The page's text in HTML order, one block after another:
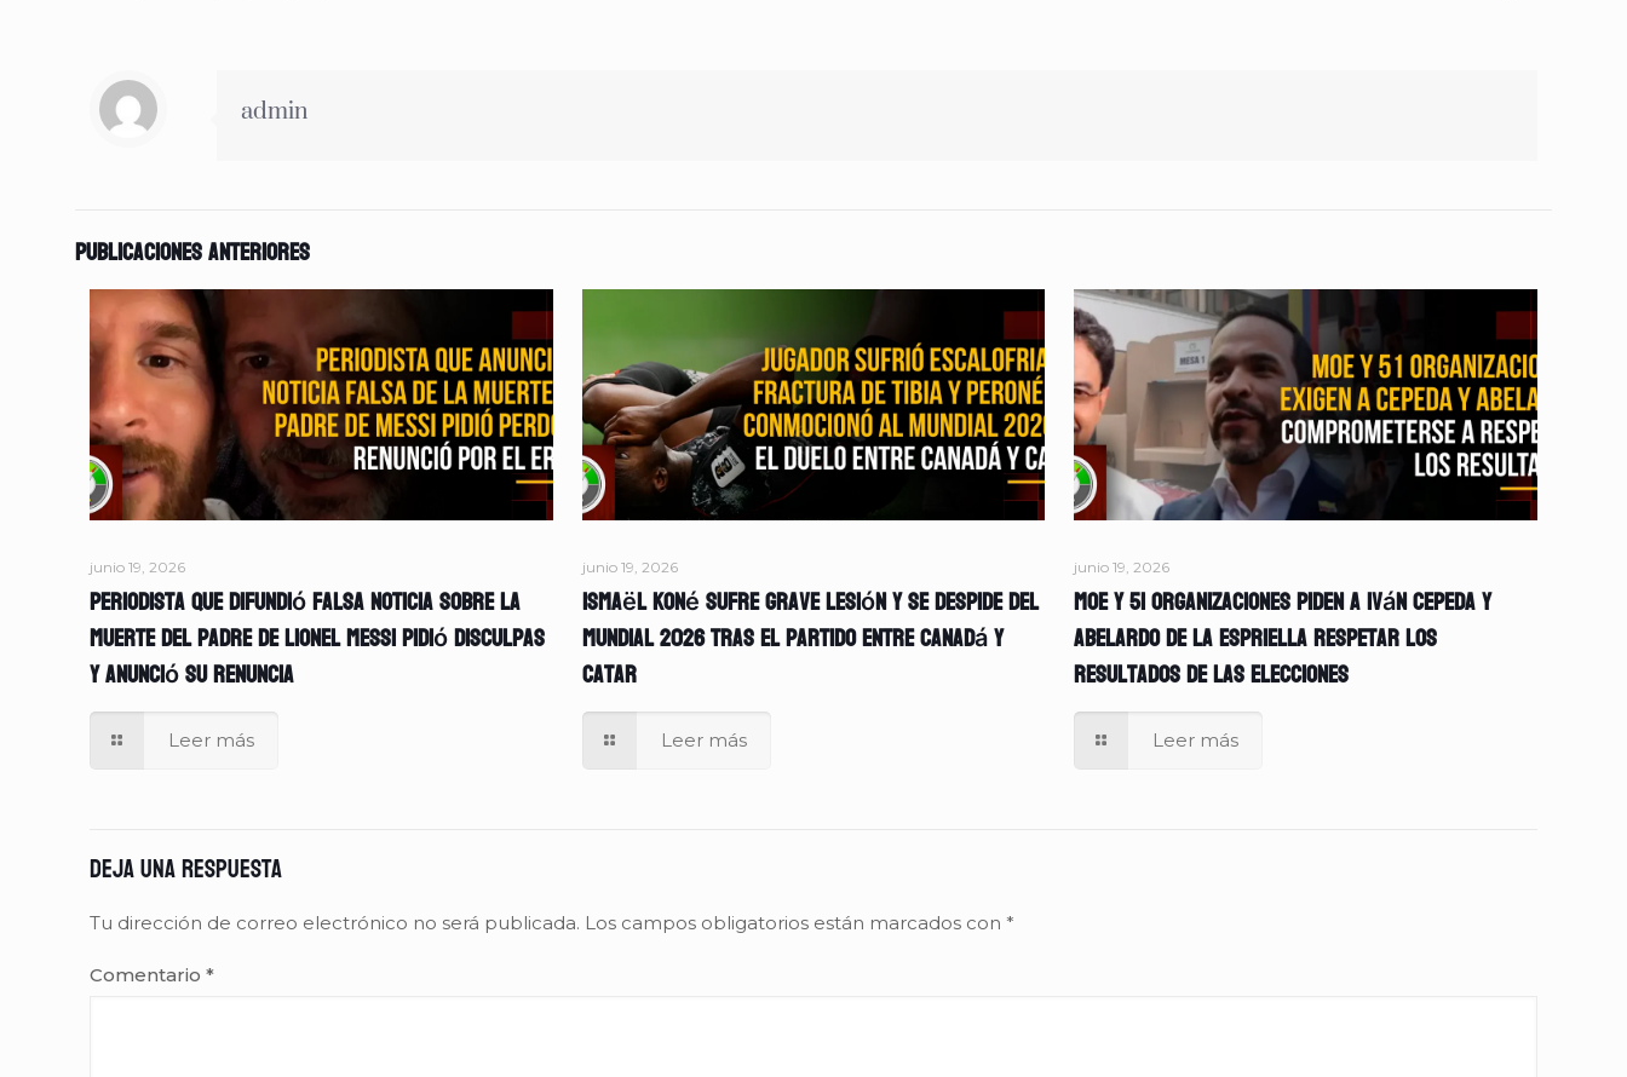
admin
Publicaciones anteriores
junio 19, 2026
Periodista que difundió falsa noticia sobre la
muerte del padre de Lionel Messi pidió disculpas
y anunció su renuncia
Leer más
junio 19, 2026
Ismaël Koné sufre grave lesión y se despide del
Mundial 2026 tras el partido entre Canadá y
Catar
Leer más
junio 19, 2026
MOE y 51 organizaciones piden a Iván Cepeda y
Abelardo de la Espriella respetar los
resultados de las elecciones
Leer más
Deja una respuesta
Tu dirección de correo electrónico no será publicada. Los campos obligatorios están marcados con *
Comentario *